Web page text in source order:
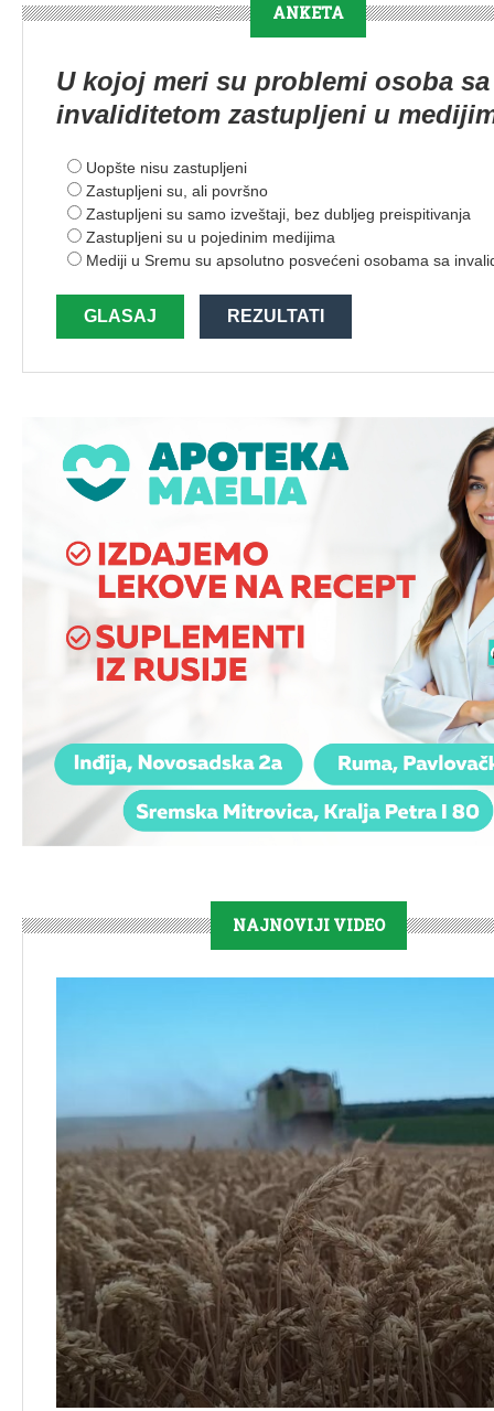
ANKETA
U kojoj meri su problemi osoba sa
invaliditetom zastupljeni u
Uopšte nisu zastupljeni
Zastupljeni su, ali površno
Zastupljeni su samo izveštaji, bez dubljeg preispitivanja
Zastupljeni su u pojedinim medijima
Mediji u Sremu su apsolutno posvećeni osobama sa
GLASAJ REZULTATI
NAJNOVIJI VIDEO